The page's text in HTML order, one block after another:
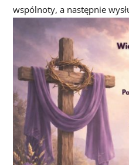
wspólnoty, a następnie